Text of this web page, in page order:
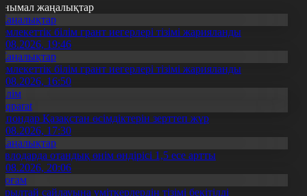
жаңалықтар
білім грант иегерлері тізімі жарияланды
19:46
білім грант иегерлері тізімі жарияланды
16:50
Қазақстан өсімдіктерін зерттеп жүр
17:30
отандық өнім өндірісі 1,5 есе артты
20:06
сайлауына үміткерлердің тізімі бекітілді